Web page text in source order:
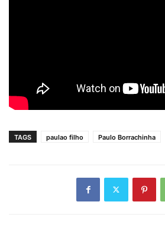
TAGS paulao filho Paulo Borrachinha